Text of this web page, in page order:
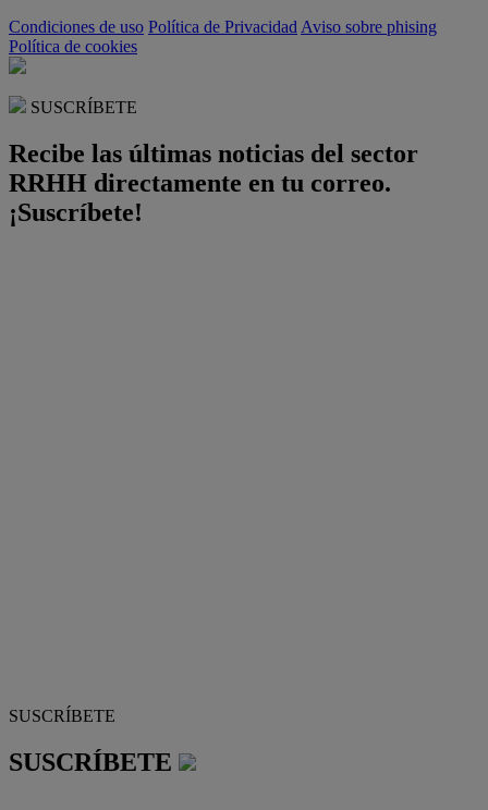
Condiciones de uso Política de Privacidad Aviso sobre phising
Política de cookies
SUSCRÍBETE
Recibe las últimas noticias del sector
RRHH directamente en tu correo.
¡Suscríbete!
SUSCRÍBETE
SUSCRÍBETE